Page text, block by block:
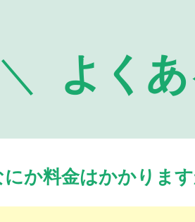
よく
か料金はかかりま